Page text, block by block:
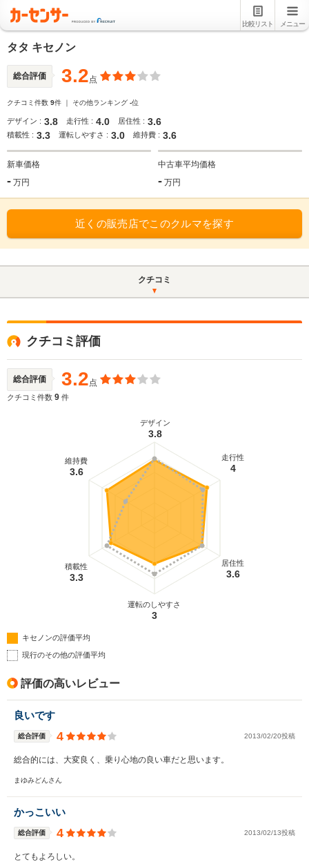
比較リスト メニュー
タタ キセノン
総合評価 3.2点
クチコミ件数 9件 ｜ その他ランキング -位
デザイン : 3.8 走行性 : 4.0 居住性 : 3.6
積載性 : 3.3 運転しやすさ : 3.0 維持費 : 3.6
新車価格
- 万円
中古車平均価格
- 万円
近くの販売店でこのクルマを探す
クチコミ
クチコミ評価
総合評価 3.2点
クチコミ件数 9 件
デザイン
3.8
走行性
4
居住性
3.6
運転のしやすさ
3
積載性
3.3
維持費
3.6
キセノンの評価平均
現行のその他の評価平均
評価の高いレビュー
良いです
総合評価 4 2013/02/20投稿
総合的には、大変良く、乗り心地の良い車だと思います。
まゆみどんさん
かっこいい
総合評価 4 2013/02/13投稿
とてもよろしい。